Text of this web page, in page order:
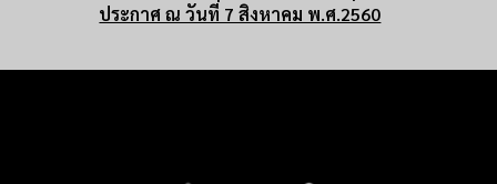
ประกาศ ณ วันที่ 7 สิงหาคม พ.ศ.2560